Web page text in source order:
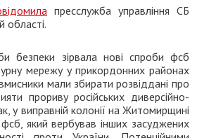
пресслужба управління СБ
області.
безпеки зірвала нові спроби фсб
мережу у прикордонних районах
мали збирати розвіддані про
прориву російських диверсійно-
у виправній колонії на Житомирщині
фсб, який вербував інших засуджених